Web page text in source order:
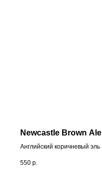
Newcastle Brown Ale
Английский коричневый эль
550 р.